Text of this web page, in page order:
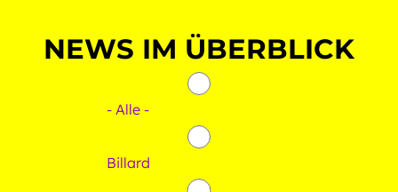
NEWS IM ÜBERBLICK
- Alle -
Billard